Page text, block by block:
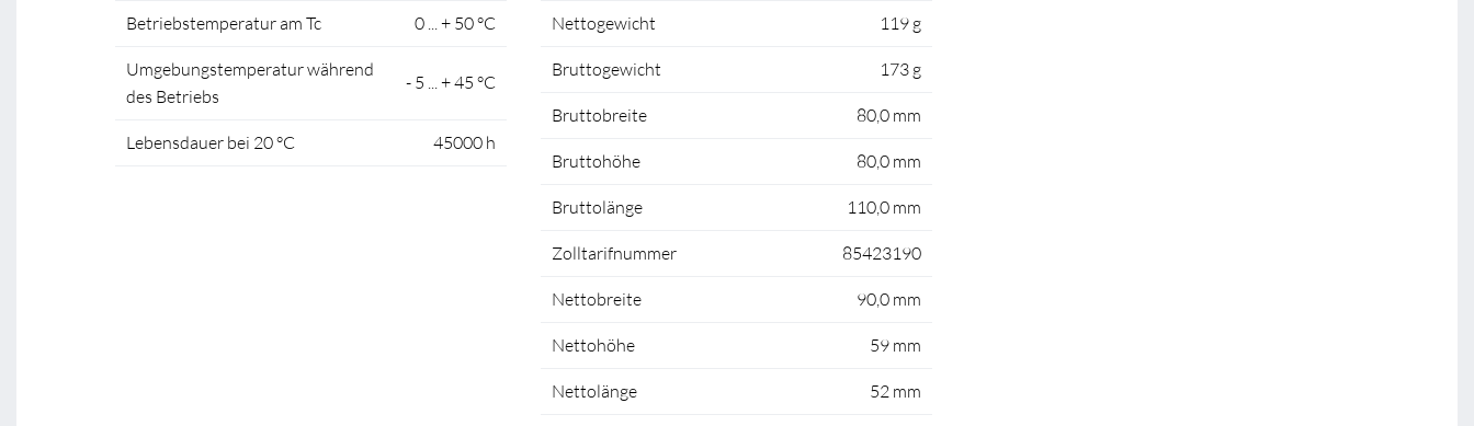
Betriebstemperatur am Tc 0 ... + 50 °C
Umgebungstemperatur während
des Betriebs
- 5 ... + 45 °C
Lebensdauer bei 20 °C 45000 h
Nettogewicht 119 g
Bruttogewicht 173 g
Bruttobreite 80,0 mm
Bruttohöhe 80,0 mm
Bruttolänge 110,0 mm
Zolltarifnummer 85423190
Nettobreite 90,0 mm
Nettohöhe 59 mm
Nettolänge 52 mm